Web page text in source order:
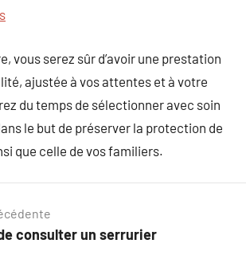
vous serez sûr d’avoir une prestation
ajustée à vos attentes et à votre
du temps de sélectionner avec soin
le but de préserver la protection de
que celle de vos familiers.
consulter un serrurier